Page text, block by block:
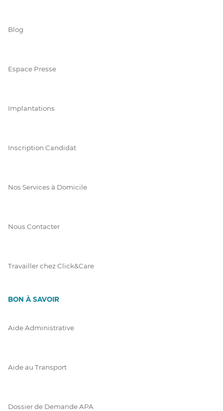
Blog
Espace Presse
Implantations
Inscription Candidat
Nos Services à Domicile
Nous Contacter
Travailler chez Click&Care
BON À SAVOIR
Aide Administrative
Aide au Transport
Dossier de Demande APA